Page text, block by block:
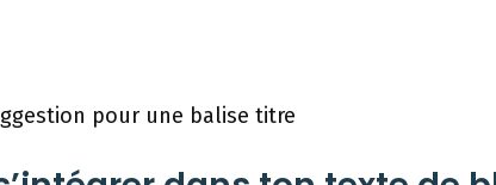
pour une balise titre